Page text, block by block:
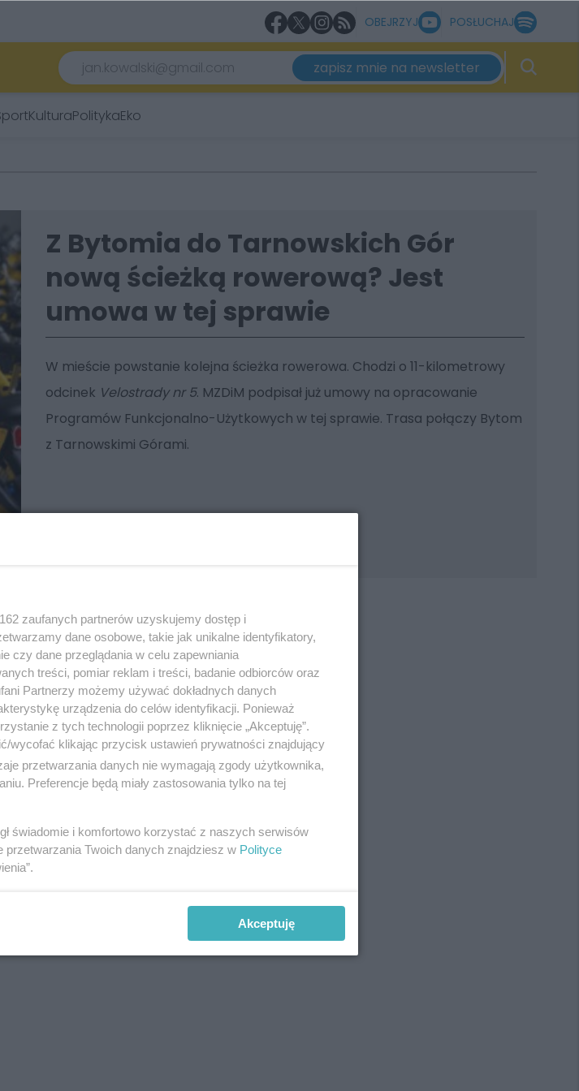
OBEJRZYJ POSŁUCHAJ
zapisz mnie na newsletter
KulturaPolitykaEko
Z Bytomia do Tarnowskich Gór
nową ścieżką rowerową? Jest
umowa w tej sprawie
W mieście powstanie kolejna ścieżka rowerowa. Chodzi o 11-kilometrowy
odcinek Velostrady nr 5. MZDiM podpisał już umowy na opracowanie
Programów Funkcjonalno-Użytkowych w tej sprawie. Trasa połączy Bytom
z Tarnowskimi Górami.
REKLAMA
zaufanych partnerów uzyskujemy dostęp i
dane osobowe, takie jak unikalne identyfikatory,
czy dane przeglądania w celu zapewniania
treści, pomiar reklam i treści, badanie odbiorców oraz
Partnerzy możemy używać dokładnych danych
urządzenia do celów identyfikacji. Ponieważ
z tych technologii poprzez kliknięcie „Akceptuję”.
wycofać klikając przycisk ustawień prywatności znajdujący
przetwarzania danych nie wymagają zgody użytkownika,
Preferencje będą miały zastosowania tylko na tej
świadomie i komfortowo korzystać z naszych serwisów
przetwarzania Twoich danych znajdziesz w Polityce
Akceptuję